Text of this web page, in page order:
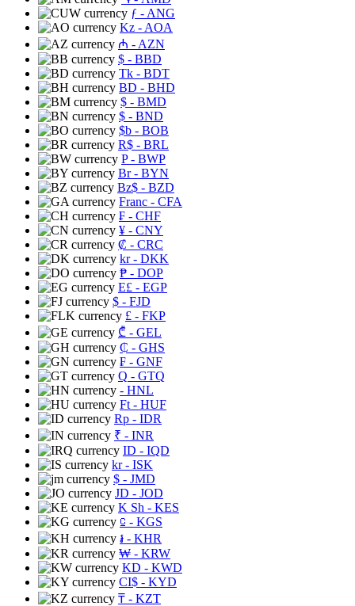
ƒ - ANG
Kz - AOA
₼ - AZN
$ - BBD
Tk - BDT
BD - BHD
$ - BMD
$ - BND
$b - BOB
R$ - BRL
P- BWP
Br- BYN
Bz$ - BZD
Franc - CFA
₣ - CHF
¥ - CNY
₡ - CRC
kr- DKK
₱ - DOP
E£ - EGP
$ - FJD
£ - FKP
₾ - GEL
₵ - GHS
₣ - GNF
Q - GTQ
- HNL
Ft - HUF
Rp - IDR
₹ - INR
ID - IQD
kr- ISK
$ - JMD
JD - JOD
K Sh - KES
⃀ - KGS
៛ - KHR
₩ - KRW
KD - KWD
CI$ - KYD
₸ - KZT